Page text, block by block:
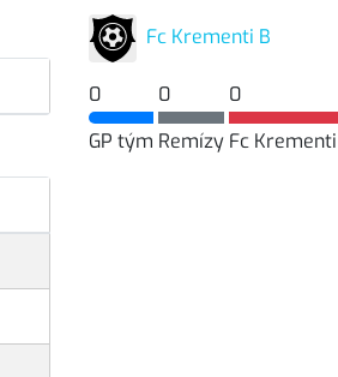
Fc Krementi B
0
GP tým
0
Remízy
0
Fc